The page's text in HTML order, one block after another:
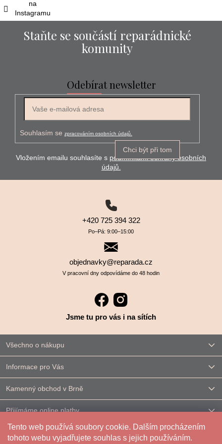
Tento web používá soubory cookie. Dalším procházením
tohoto webu vyjadřujete souhlas s jejich používáním.
na
Instagramu
Staňte se součástí reparádnické
komunity
Odebírat newsletter
Souhlasím se zpracováním osobních údajů.
Chci být při tom
Vložením emailu souhlasíte s podmínkami ochrany osobních
údajů.
+420 725 394 322
Po–⁠⁠⁠⁠⁠⁠Pá: 9:00–⁠⁠⁠⁠⁠⁠15:00
objednavky@reparada.cz
V pracovní dny odpovídáme do 48 hodin
Jsme tu pro vás i na sítích
Všechno o nákupu
Informace pro Vás
Kamenný obchod v Brně
Přijímáme online platby
Kontakt